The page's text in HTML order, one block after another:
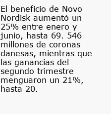
El beneficio de Novo
Nordisk aumentó un
25% entre enero y
junio, hasta 69. 546
millones de coronas
danesas, mientras que
las ganancias del
segundo trimestre
menguaron un 21%,
hasta 20.